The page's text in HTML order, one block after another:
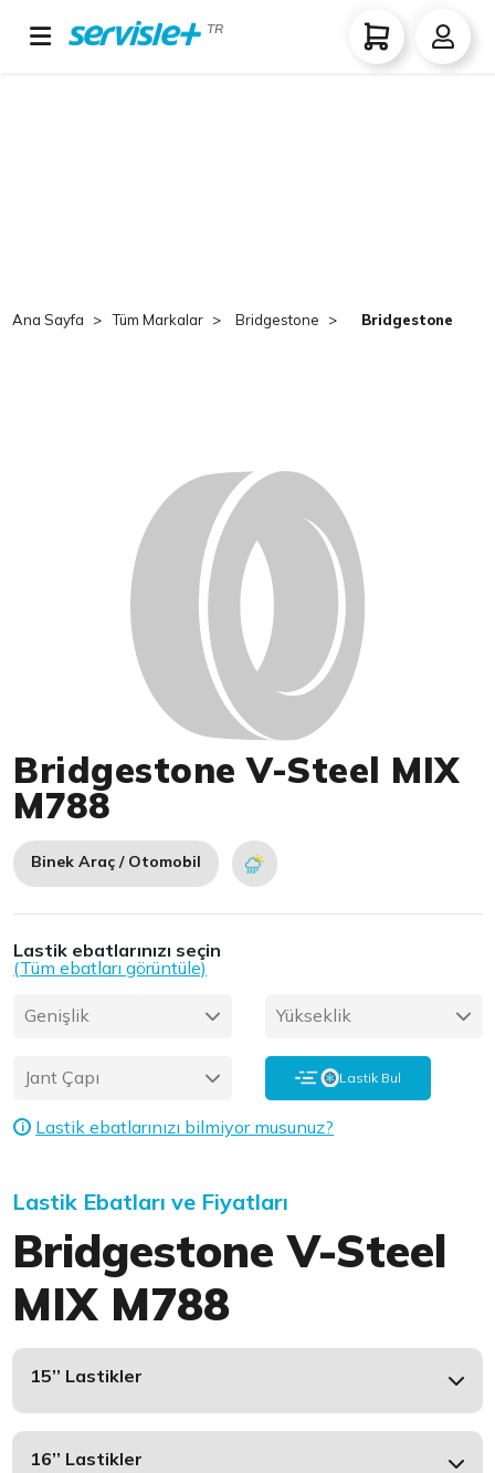
TR
Ana Sayfa Tüm Markalar Bridgestone Bridgestone V-
Bridgestone V-Steel MIX
M788
Binek Araç / Otomobil
Lastik ebatlarınızı seçin
(Tüm ebatları görüntüle)
Genişlik Yükseklik
Jant Çapı Lastik Bul
i Lastik ebatlarınızı bilmiyor musunuz?
Lastik Ebatları ve Fiyatları
Bridgestone V-Steel
MIX M788
15’’ Lastikler
16’’ Lastikler